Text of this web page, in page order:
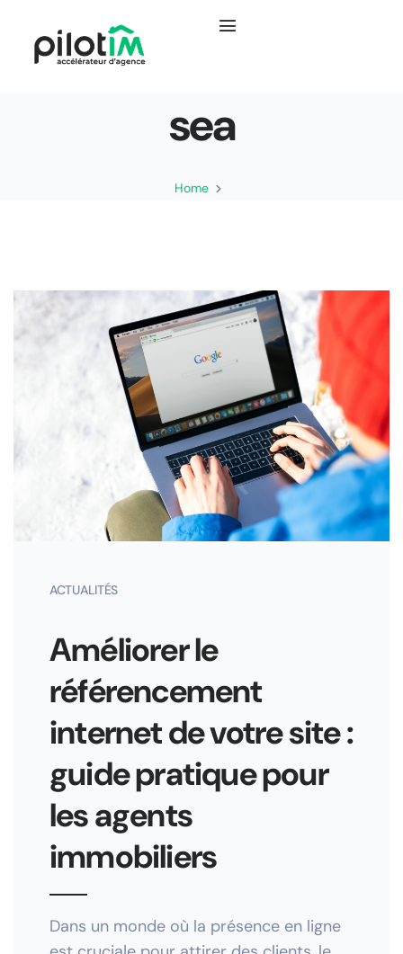
sea
Home
ACTUALITÉS
Améliorer le
référencement
internet de votre site :
guide pratique pour
les agents
immobiliers
Dans un monde où la présence en ligne